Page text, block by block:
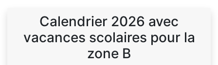
Calendrier 2026 avec
vacances scolaires pour la
zone B